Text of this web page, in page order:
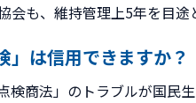
会も、維持管理上5年を目
」は信用できますか？
検商法」のトラブルが国民